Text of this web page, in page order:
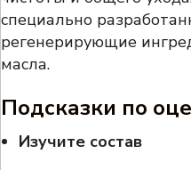
специально
регенерирующие
масла.
Подсказки по
Изучите состав